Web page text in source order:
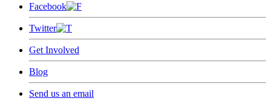
Facebook
Twitter
Get Involved
Blog
Send us an email